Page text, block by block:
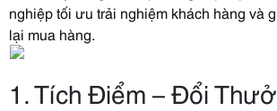
nghiệp tối ưu trải nghiệm khách hàng và
lại mua hàng.
1. Tích Điểm – Đổi